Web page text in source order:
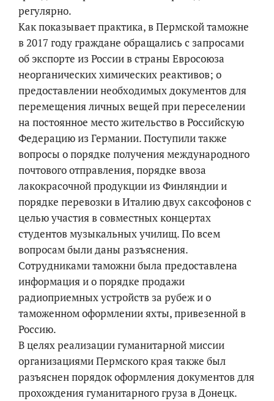
регулярно.
Как показывает практика, в Пермской таможне
в 2017 году граждане обращались с запросами
об экспорте из России в страны Евросоюза
неорганических химических реактивов; о
предоставлении необходимых документов для
перемещения личных вещей при переселении
на постоянное место жительство в Российскую
Федерацию из Германии. Поступили также
вопросы о порядке получения международного
почтового отправления, порядке ввоза
лакокрасочной продукции из Финляндии и
порядке перевозки в Италию двух саксофонов с
целью участия в совместных концертах
студентов музыкальных училищ. По всем
вопросам были даны разъяснения.
Сотрудниками таможни была предоставлена
информация и о порядке продажи
радиоприемных устройств за рубеж и о
таможенном оформлении яхты, привезенной в
Россию.
В целях реализации гуманитарной миссии
организациями Пермского края также был
разъяснен порядок оформления документов для
прохождения гуманитарного груза в Донецк.